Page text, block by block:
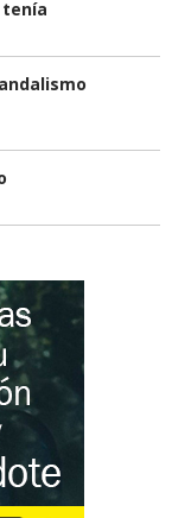
tenía